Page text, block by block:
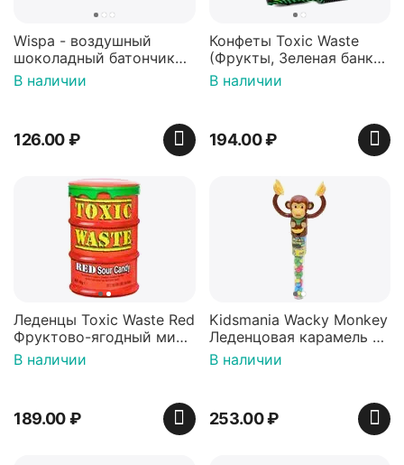
Wispa - воздушный
шоколадный батончик
36 гр
В наличии
126.00₽
Конфеты Toxic Waste
(Фрукты, Зеленая банка,
42 гр).
В наличии
194.00₽
Леденцы Toxic Waste Red
Фруктово-ягодный микс
Красная банка 42 г,
Пакистан
В наличии
189.00₽
Kidsmania Wacky Monkey
Леденцовая карамель с
игрушкой Ваки Манки
12г, Китай
В наличии
253.00₽